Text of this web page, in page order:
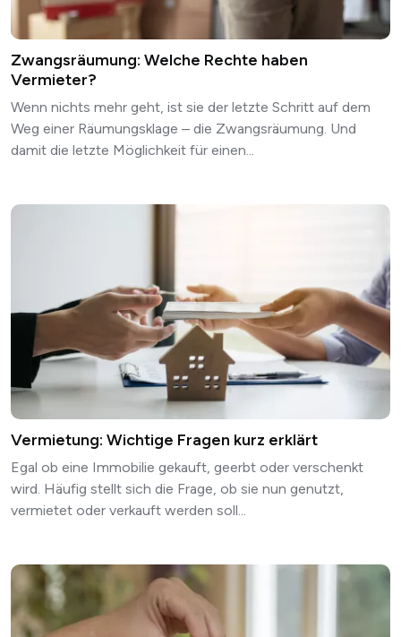
Zwangsräumung: Welche Rechte haben
Vermieter?
Wenn nichts mehr geht, ist sie der letzte Schritt auf dem
Weg einer Räumungsklage – die Zwangsräumung. Und
damit die letzte Möglichkeit für einen...
Vermietung: Wichtige Fragen kurz erklärt
Egal ob eine Immobilie gekauft, geerbt oder verschenkt
wird. Häufig stellt sich die Frage, ob sie nun genutzt,
vermietet oder verkauft werden soll...